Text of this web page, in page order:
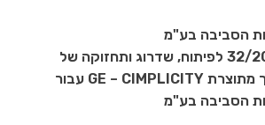
הסביבה בע"מ
מכרז פומבי מס' 32/2021 לפיתוח, שדרוג ותחזוקה של
מערכת בקרת תהליך מתוצרת GE – CIMPLICITY עבור
הסביבה בע"מ